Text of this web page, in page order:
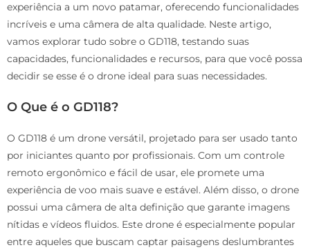
experiência a um novo patamar, oferecendo funcionalidades
incríveis e uma câmera de alta qualidade. Neste artigo,
vamos explorar tudo sobre o GD118, testando suas
capacidades, funcionalidades e recursos, para que você possa
decidir se esse é o drone ideal para suas necessidades.
O Que é o GD118?
O GD118 é um drone versátil, projetado para ser usado tanto
por iniciantes quanto por profissionais. Com um controle
remoto ergonômico e fácil de usar, ele promete uma
experiência de voo mais suave e estável. Além disso, o drone
possui uma câmera de alta definição que garante imagens
nítidas e vídeos fluidos. Este drone é especialmente popular
entre aqueles que buscam captar paisagens deslumbrantes